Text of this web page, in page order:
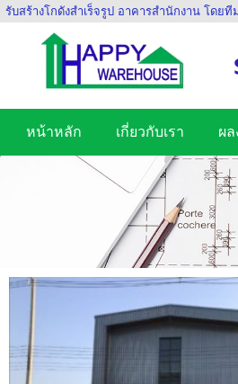
รับสร้างโกดังสำเร็จรูป อาคารสำนักงาน โดย
หน้าหลัก เกี่ยวกับเรา ผล